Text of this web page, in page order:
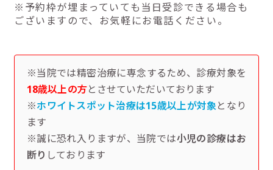
※予約枠が埋まっていても当日受診できる場合も
ございますので、お気軽にお電話ください。
※当院では精密治療に専念するため、診療対象を
18歳以上の方とさせていただいております
※ホワイトスポット治療は15歳以上が対象となり
ます
※誠に恐れ入りますが、当院では小児の診療はお
断り しております